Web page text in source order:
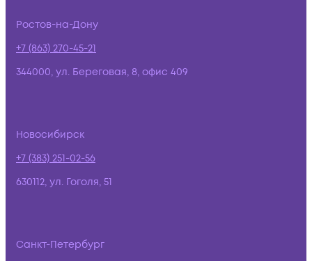
Ростов-на-Дону
+7 (863) 270-45-21
344000, ул. Береговая, 8, офис 409
Новосибирск
+7 (383) 251-02-56
630112, ул. Гоголя, 51
Санкт-Петербург